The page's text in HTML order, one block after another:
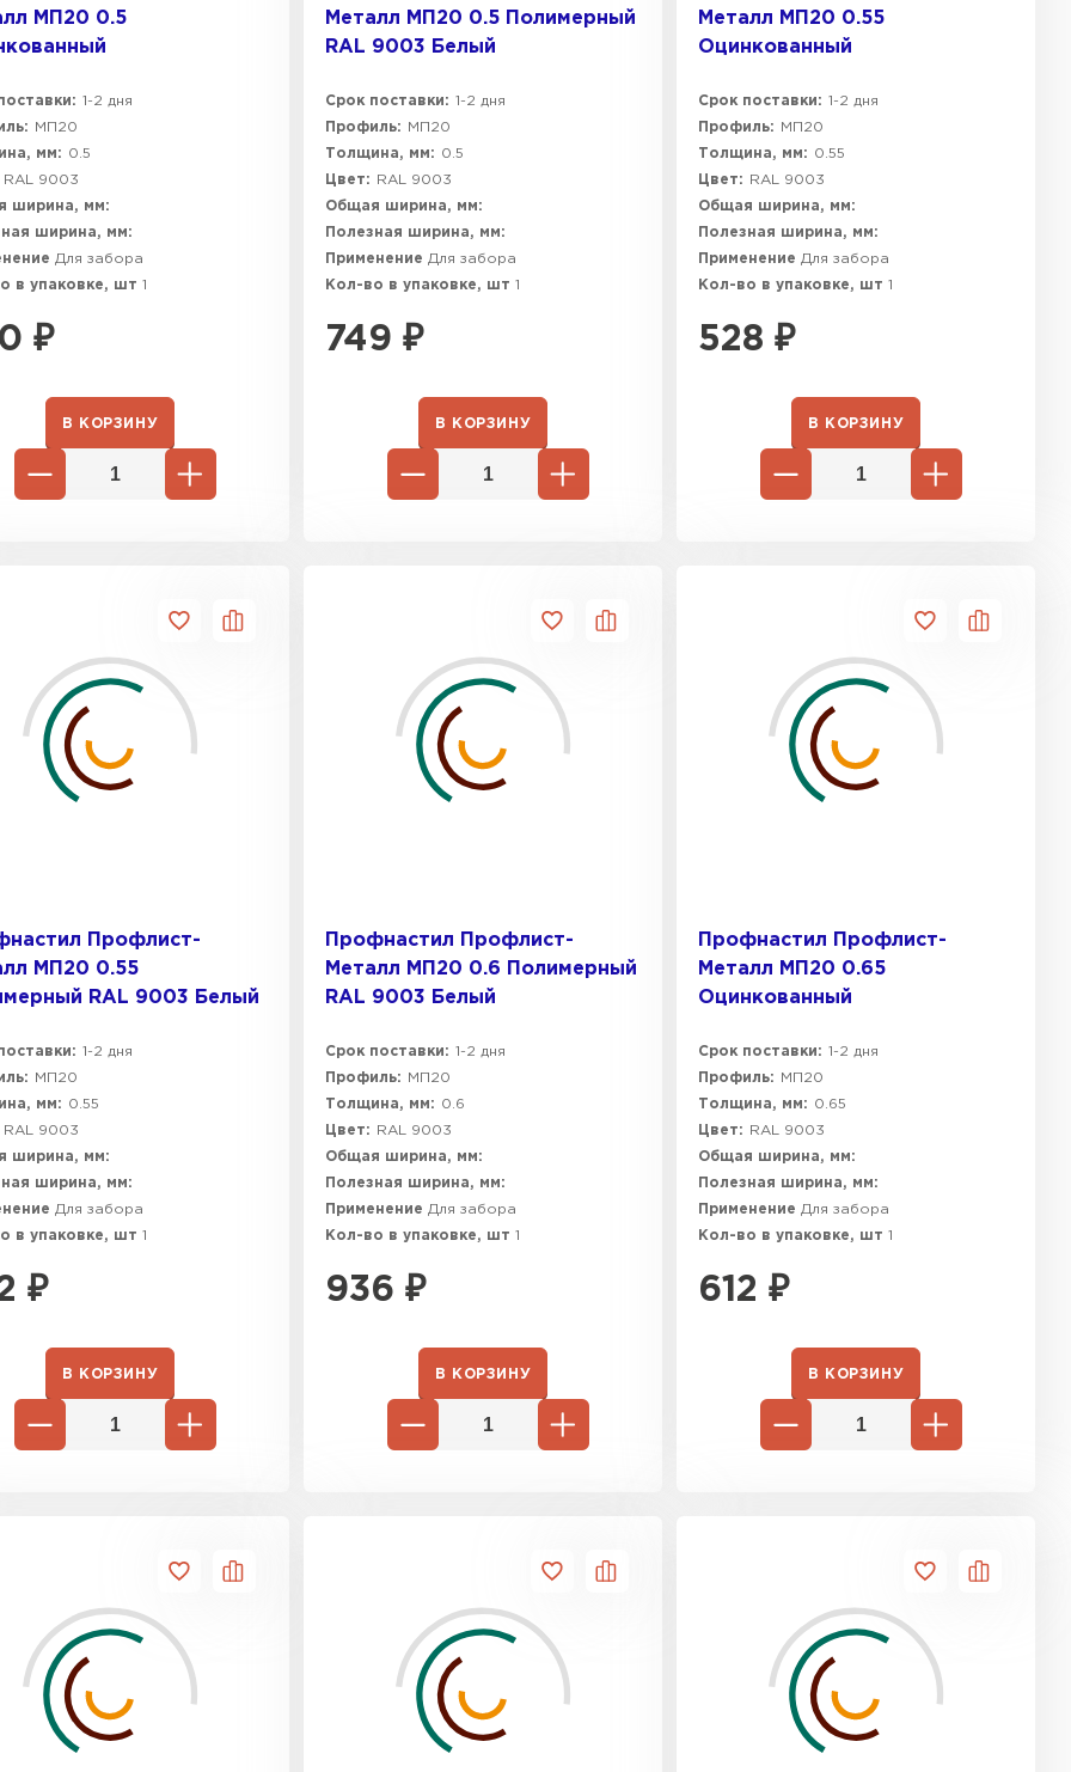
МП20 0.5
1-2 дня
МП20
мм:
0.5
RAL 9003
ширина, мм:
ширина, мм:
Для забора
в упаковке, шт 1
₽
В КОРЗИНУ
Металл МП20 0.5 Полимерный
RAL 9003 Белый
Срок поставки: 1-2 дня
Профиль:
МП20
Толщина, мм:
0.5
Цвет:
RAL 9003
Общая ширина, мм:
Полезная ширина, мм:
Применение Для забора
Кол-во в упаковке, шт 1
749 ₽
В КОРЗИНУ
Металл МП20 0.55
Оцинкованный
Срок поставки: 1-2 дня
Профиль:
МП20
Толщина, мм:
0.55
Цвет:
RAL 9003
Общая ширина, мм:
Полезная ширина, мм:
Применение Для забора
Кол-во в упаковке, шт 1
528 ₽
В КОРЗИНУ
Профлист-
МП20 0.55
RAL 9003 Белый
1-2 дня
МП20
мм:
0.55
RAL 9003
ширина, мм:
ширина, мм:
Для забора
в упаковке, шт 1
₽
В КОРЗИНУ
Профнастил Профлист-
Металл МП20 0.6 Полимерный
RAL 9003 Белый
Срок поставки: 1-2 дня
Профиль:
МП20
Толщина, мм:
0.6
Цвет:
RAL 9003
Общая ширина, мм:
Полезная ширина, мм:
Применение Для забора
Кол-во в упаковке, шт 1
936 ₽
В КОРЗИНУ
Профнастил Профлист-
Металл МП20 0.65
Оцинкованный
Срок поставки: 1-2 дня
Профиль:
МП20
Толщина, мм:
0.65
Цвет:
RAL 9003
Общая ширина, мм:
Полезная ширина, мм:
Применение Для забора
Кол-во в упаковке, шт 1
612 ₽
В КОРЗИНУ